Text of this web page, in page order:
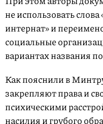
не использовать
интернат» и
социальные
вариантах названия
Как пояснили в
закрепляют права и
психическими
насилия и грубого